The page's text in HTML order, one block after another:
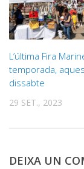
L’última Fira
temporada,
dissabte
29 SET., 2023
DEIXA UN